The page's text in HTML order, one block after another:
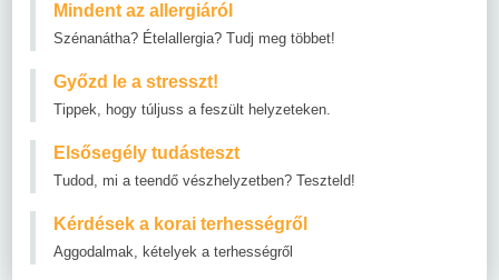
Mindent az allergiáról
Szénanátha? Ételallergia? Tudj meg többet!
Győzd le a stresszt!
Tippek, hogy túljuss a feszült helyzeteken.
Elsősegély tudásteszt
Tudod, mi a teendő vészhelyzetben? Teszteld!
Kérdések a korai terhességről
Aggodalmak, kételyek a terhességről